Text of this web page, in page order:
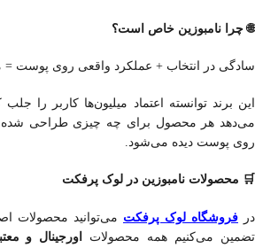
🌐 چرا نامبوزین خاص است؟
سادگی در انتخاب + عملکرد واقعی روی پوست =
این برند توانسته اعتماد میلیون‌ها کاربر را
می‌دهد هر محصول برای چه چیزی طراحی
روی پوست دیده می‌شود.
🛒 محصولات نامبوزین در لوک پرفکت
در فروشگاه لوک پرفکت می‌توانید محصولات
تضمین می‌کنیم همه محصولات اورجینال و